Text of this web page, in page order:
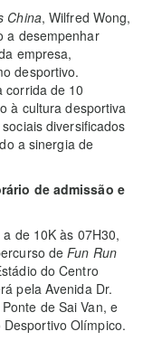
China, Wilfred Wong,
a desempenhar
empresa,
desportivo.
corrida de 10
à cultura desportiva
diversificados
a sinergia de
de admissão e
de 10K às 07H30,
deFun Run
do Centro
pela Avenida Dr.
de Sai Van, e
Olímpico.